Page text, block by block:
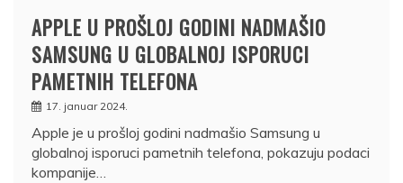
APPLE U PROŠLOJ GODINI NADMAŠIO
SAMSUNG U GLOBALNOJ ISPORUCI
PAMETNIH TELEFONA
17. januar 2024.
Apple je u prošloj godini nadmašio Samsung u
globalnoj isporuci pametnih telefona, pokazuju podaci
kompanije…